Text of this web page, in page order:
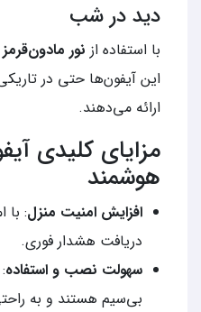
دید در شب
با استفاده از نور مادون‌قرمز
این آیفون‌ها حتی در
ارائه می‌دهند.
مزایای کلیدی
هوشمند
افزایش امنیت منزل
دریافت هشدار فوری.
سهولت نصب و استفاده
بی‌سیم هستند و به